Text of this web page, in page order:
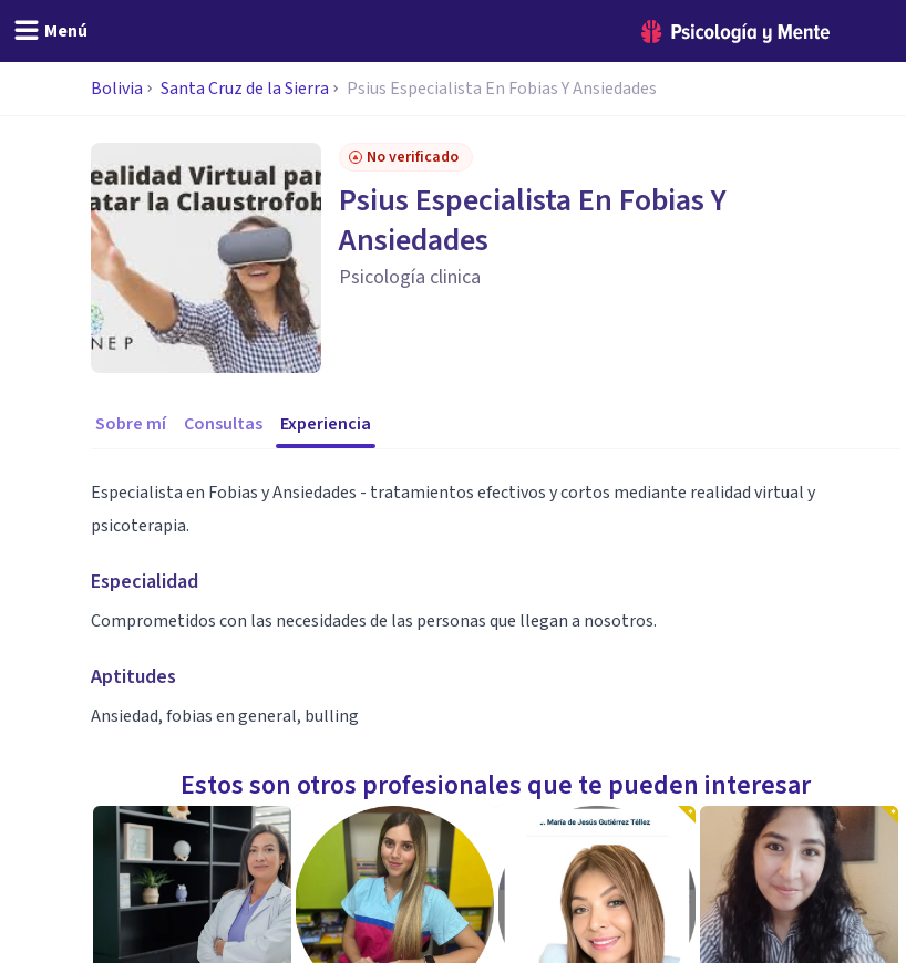
Menú
Bolivia Santa Cruz de la Sierra Psius Especialista En Fobias Y Ansiedades
No verificado
Psius Especialista En Fobias Y
Ansiedades
Psicología clinica
Sobre mí Consultas Experiencia
Especialista en Fobias y Ansiedades - tratamientos efectivos y cortos mediante realidad virtual y
psicoterapia.
Especialidad
Comprometidos con las necesidades de las personas que llegan a nosotros.
Aptitudes
Ansiedad, fobias en general, bulling
Estos son otros profesionales que te pueden interesar